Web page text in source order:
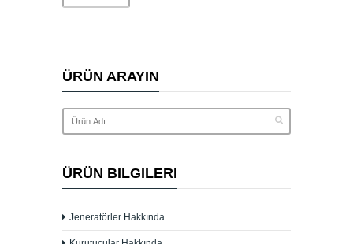
ÜRÜN ARAYIN
ÜRÜN BILGILERI
Jeneratörler Hakkında